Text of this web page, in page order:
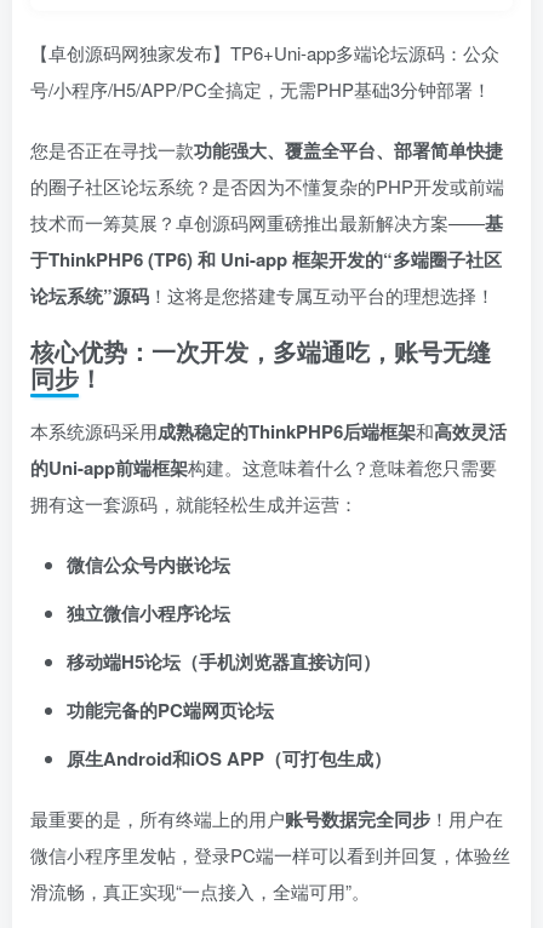
【卓创源码网独家发布】TP6+Uni-app多端论坛源码：公众
号/小程序/H5/APP/PC全搞定，无需PHP基础3分钟部署！
您是否正在寻找一款功能强大、覆盖全平台、部署简单快捷
的圈子社区论坛系统？是否因为不懂复杂的PHP开发或前端
技术而一筹莫展？卓创源码网重磅推出最新解决方案——基
于ThinkPHP6 (TP6) 和 Uni-app 框架开发的“多端圈子社区
论坛系统”源码 ！这将是您搭建专属互动平台的理想选择！
核心优势：一次开发，多端通吃，账号无缝
同步！
本系统源码采用成熟稳定的ThinkPHP6后端框架和高效灵活
的Uni-app前端框架构建。这意味着什么？意味着您只需要
拥有这一套源码，就能轻松生成并运营：
微信公众号内嵌论坛
独立微信小程序论坛
移动端H5论坛（手机浏览器直接访问）​
功能完备的PC端网页论坛
原生Android和iOS APP（可打包生成）​
最重要的是，所有终端上的用户账号数据完全同步 ！用户在
微信小程序里发帖，登录PC端一样可以看到并回复，体验丝
滑流畅，真正实现“一点接入，全端可用”。